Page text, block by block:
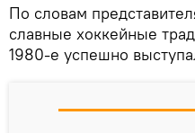
По словам
славные хоккейные
1980-е успешно